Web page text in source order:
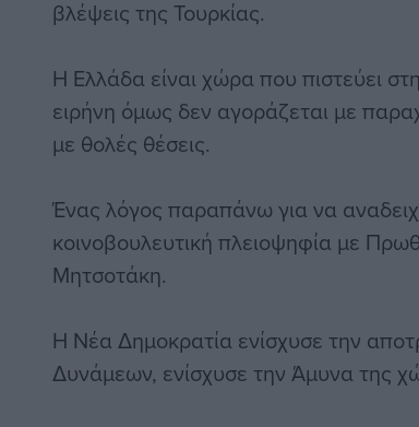
βλέψεις της Τουρκίας.
Η Ελλάδα είναι χώρα που πιστεύει
ειρήνη όμως δεν αγοράζεται με
με θολές θέσεις.
Ένας λόγος παραπάνω για να
κοινοβουλευτική πλειοψηφία με
Μητσοτάκη.
Η Νέα Δημοκρατία ενίσχυσε την
Δυνάμεων, ενίσχυσε την Άμυνα της